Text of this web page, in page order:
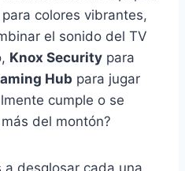
para colores vibrantes,
el sonido del TV
Knox Security para
Hub para jugar
cumple o se
del montón?